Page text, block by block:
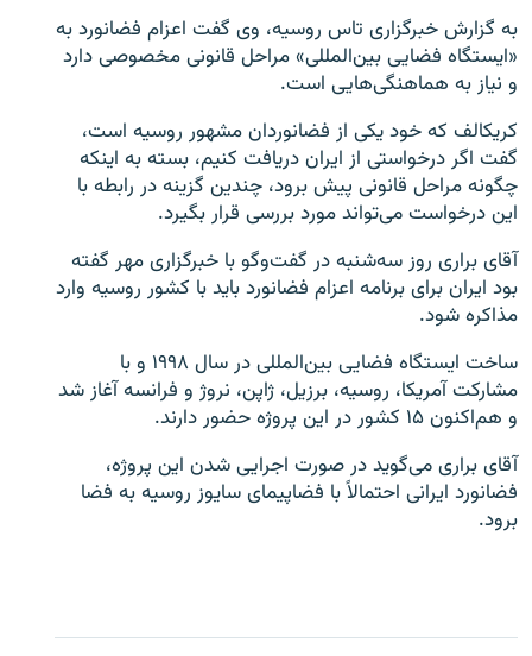
به گزارش خبرگزاری تاس روسیه، وی گفت اعزام فضانورد به
«ایستگاه فضایی بین‌المللی» مراحل قانونی مخصوصی دارد
و نیاز به هماهنگی‌هایی است.
کریکالف که خود یکی از فضانوردان مشهور روسیه است،
گفت اگر درخواستی از ایران دریافت کنیم، بسته به اینکه
چگونه مراحل قانونی پیش برود، چندین گزینه در رابطه با
این درخواست می‌تواند مورد بررسی قرار بگیرد.
آقای براری روز سه‌شنبه در گفت‌وگو با خبرگزاری مهر گفته
بود ایران برای برنامه اعزام فضانورد باید با کشور روسیه وارد
مذاکره شود.
ساخت ایستگاه فضایی بین‌المللی در سال ۱۹۹۸ و با
مشارکت آمریکا، روسیه، برزیل، ژاپن، نروژ و فرانسه آغاز شد
و هم‌اکنون ۱۵ کشور در این پروژه حضور دارند.
آقای براری می‌گوید در صورت اجرایی شدن این پروژه،
فضانورد ایرانی احتمالاً با فضاپیمای سایوز روسیه به فضا
برود.